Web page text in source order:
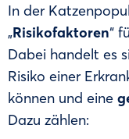
In der
„Risikofaktoren“
Dabei handelt es
Risiko einer
können und eine
Dazu zählen: